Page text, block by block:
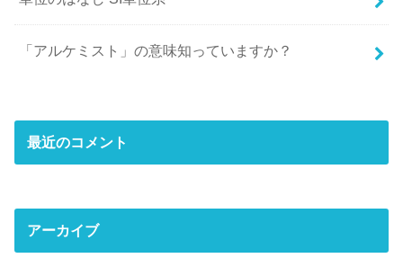
「アルケミスト」の意味知っていますか？
最近のコメント
アーカイブ